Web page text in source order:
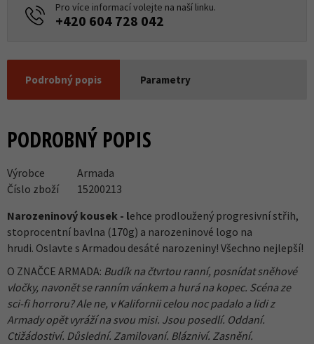
Pro více informací volejte na naší linku.
+420 604 728 042
Podrobný popis Parametry
PODROBNÝ POPIS
Výrobce
Armada
Číslo zboží
15200213
Narozeninový kousek - lehce prodloužený progresivní střih,
stoprocentní bavlna (170g) a narozeninové logo na
hrudi. Oslavte s Armadou desáté narozeniny! Všechno nejlepší!
O ZNAČCE ARMADA: Budík na čtvrtou ranní, posnídat sněhové
vločky, navonět se ranním vánkem a hurá na kopec. Scéna ze
sci-fi horroru? Ale ne, v Kalifornii celou noc padalo a lidi z
Armady opět vyráží na svou misi. Jsou posedlí. Oddaní.
Ctižádostiví. Důslední. Zamilovaní. Blázniví. Zasnění.